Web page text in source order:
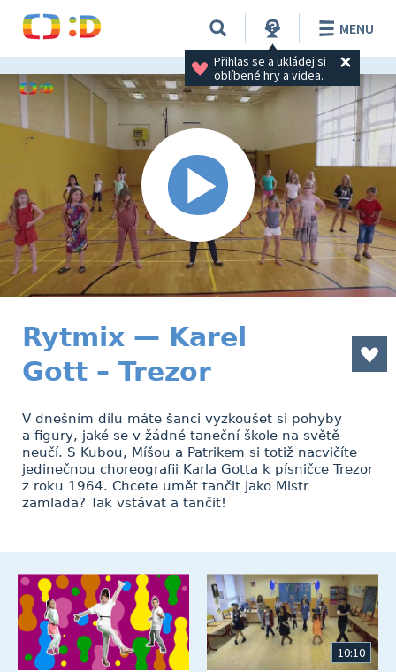
Přihlas se a ukládej si
oblíbené hry a videa.
MENU
Rytmix — Karel
Gott – Trezor
V dnešním dílu máte šanci vyzkoušet si pohyby
a figury, jaké se v žádné taneční škole na světě
neučí. S Kubou, Míšou a Patrikem si totiž nacvičíte
jedinečnou choreografii Karla Gotta k písničce Trezor
z roku 1964. Chcete umět tančit jako Mistr
zamlada? Tak vstávat a tančit!
10:10